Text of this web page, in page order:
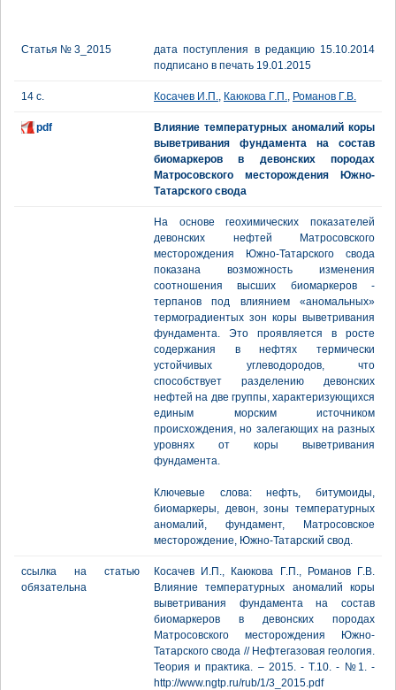
Статья № 3_2015
дата поступления в редакцию 15.10.2014
подписано в печать 19.01.2015
14 с. Косачев И.П., Каюкова Г.П., Романов Г.В.
pdf
Влияние температурных аномалий коры
выветривания фундамента на состав
биомаркеров в девонских породах
Матросовского месторождения Южно-
Татарского свода
На основе геохимических показателей
девонских нефтей Матросовского
месторождения Южно-Татарского свода
показана возможность изменения
соотношения высших биомаркеров -
терпанов под влиянием «аномальных»
термоградиентых зон коры выветривания
фундамента. Это проявляется в росте
содержания в нефтях термически
устойчивых углеводородов, что
способствует разделению девонских
нефтей на две группы, характеризующихся
единым морским источником
происхождения, но залегающих на разных
уровнях от коры выветривания
фундамента.
Ключевые слова: нефть, битумоиды,
биомаркеры, девон, зоны температурных
аномалий, фундамент, Матросовское
месторождение, Южно-Татарский свод.
ссылка на статью
обязательна
Косачев И.П., Каюкова Г.П., Романов Г.В.
Влияние температурных аномалий коры
выветривания фундамента на состав
биомаркеров в девонских породах
Матросовского месторождения Южно-
Татарского свода // Нефтегазовая геология.
Теория и практика. – 2015. - Т.10. - №1. -
http://www.ngtp.ru/rub/1/3_2015.pdf